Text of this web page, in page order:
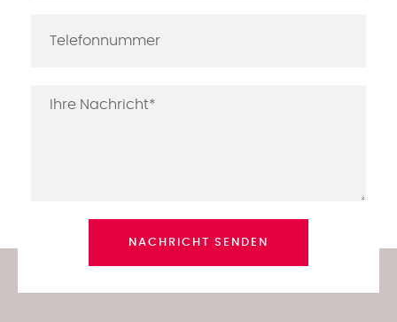
NACHRICHT SENDEN